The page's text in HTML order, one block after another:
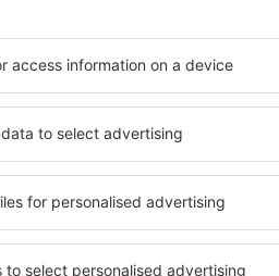
4 dealsnaar
Lissabon
65 EUR